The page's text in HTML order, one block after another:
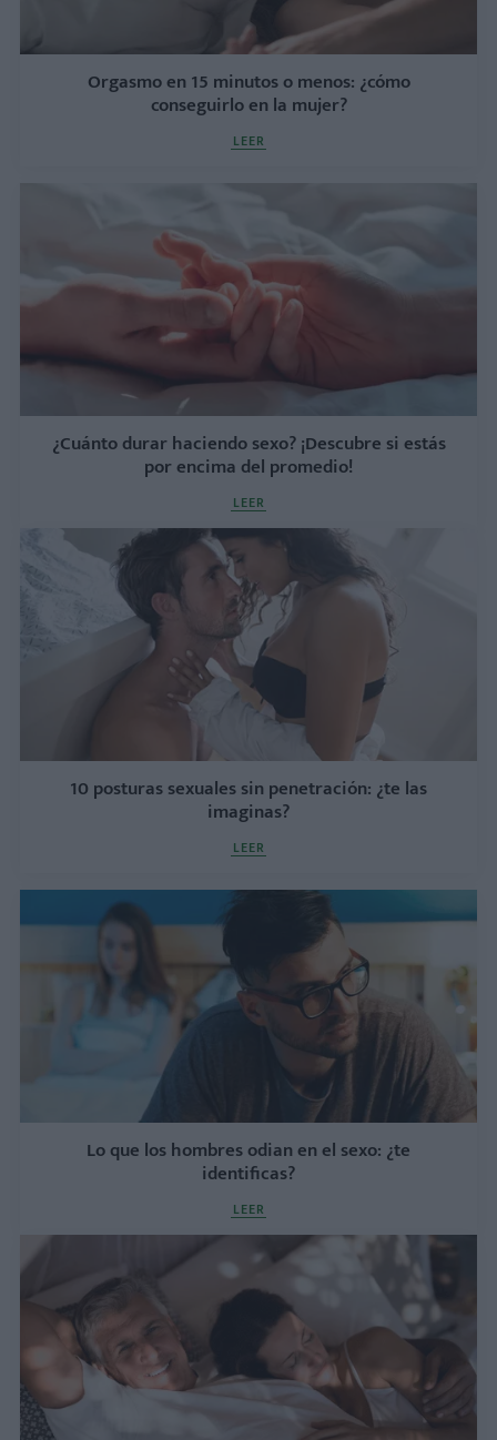
Orgasmo en 15 minutos o menos: ¿cómo
conseguirlo en la mujer?
LEER
¿Cuánto durar haciendo sexo? ¡Descubre si estás
por encima del promedio!
LEER
10 posturas sexuales sin penetración: ¿te las
imaginas?
LEER
Lo que los hombres odian en el sexo: ¿te
identificas?
LEER